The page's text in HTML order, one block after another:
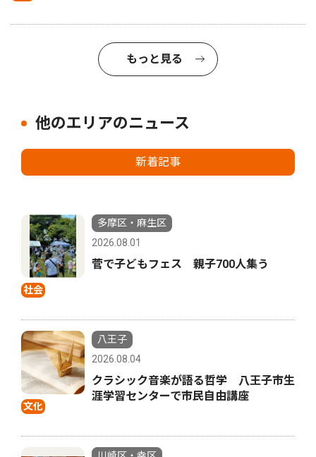
もっと見る
他のエリアのニュース
新着記事
社会
多摩区・麻生区
2026.08.01
菅で子どもフェス 親子700人集う
文化
八王子
2026.08.04
クラシック音楽が語る哲学 八王子市生
涯学習センターで市民自由講座